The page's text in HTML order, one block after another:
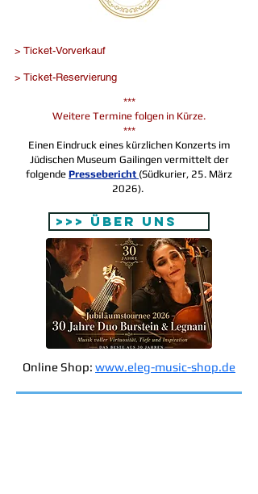
> Ticket-Vorverkauf
> Ticket-Reservierung
***
Weitere Termine folgen in Kürze.
***
Einen Eindruck eines kürzlichen Konzerts im
Jüdischen Museum Gailingen vermittelt der
folgende Pressebericht (Südkurier, 25. März
2026).
>>> Über uns
Online Shop: www.eleg-music-shop.de